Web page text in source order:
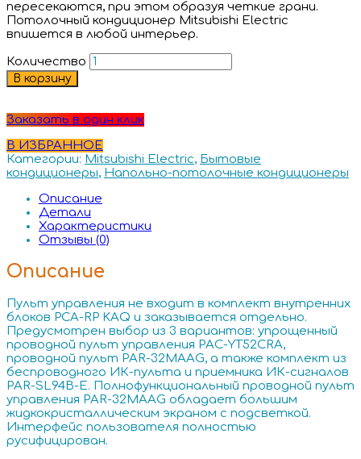
пересекаются, при этом образуя четкие грани.
Потолочный кондиционер Mitsubishi Electric
впишется в любой интерьер.
Количество
В корзину
Заказать в один клик
В ИЗБРАННОЕ
Категории: Mitsubishi Electric, Бытовые
кондиционеры, Напольно-потолочные кондиционеры
Описание
Детали
Характеристики
Отзывы (0)
Описание
Пульт управления не входит в комплект внутренних
блоков PCA-RP KAQ и заказывается отдельно.
Предусмотрен выбор из 3 вариантов: упрощенный
проводной пульт управления PAC-YT52CRA,
проводной пульт PAR-32MAAG, а также комплект из
беспроводного ИК-пульта и приемника ИК-сигналов
PAR-SL94B-E. Полнофункциональный проводной пульт
управления PAR-32MAAG обладает большим
жидкокристаллическим экраном с подсветкой.
Интерфейс пользователя полностью
русифицирован.